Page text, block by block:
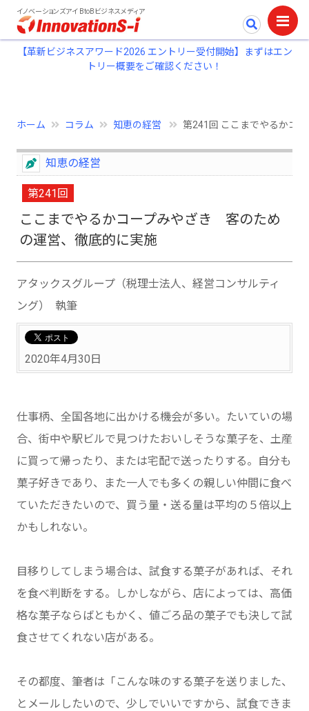
イノベーションズアイ BtoBビジネスメディア
【革新ビジネスアワード2026 エントリー受付開始】まずはエン
トリー概要をご確認ください！
ホーム コラム 知恵の経営 第241回 ここまでやるかコ
知恵の経営
第241回
ここまでやるかコープみやざき 客のため
の運営、徹底的に実施
アタックスグループ（税理士法人、経営コンサルティ
ング） 執筆
2020年4月30日
仕事柄、全国各地に出かける機会が多い。たいていの場
合、街中や駅ビルで見つけたおいしそうな菓子を、土産
に買って帰ったり、または宅配で送ったりする。自分も
菓子好きであり、また一人でも多くの親しい仲間に食べ
ていただきたいので、買う量・送る量は平均の５倍以上
かもしれない。
目移りしてしまう場合は、試食する菓子があれば、それ
を食べ判断をする。しかしながら、店によっては、高価
格な菓子ならばともかく、値ごろ品の菓子でも決して試
食させてくれない店がある。
その都度、筆者は「こんな味のする菓子を送りました、
とメールしたいので、少しでいいですから、試食できま